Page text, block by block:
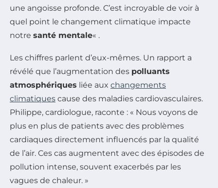
une angoisse profonde. C’est incroyable de voir à
quel point le changement climatique impacte
notre santé mentale« .
Les chiffres parlent d’eux-mêmes. Un rapport a
révélé que l’augmentation des polluants
atmosphériques liée aux changements
climatiques cause des maladies cardiovasculaires.
Philippe, cardiologue, raconte : « Nous voyons de
plus en plus de patients avec des problèmes
cardiaques directement influencés par la qualité
de l’air. Ces cas augmentent avec des épisodes de
pollution intense, souvent exacerbés par les
vagues de chaleur. »